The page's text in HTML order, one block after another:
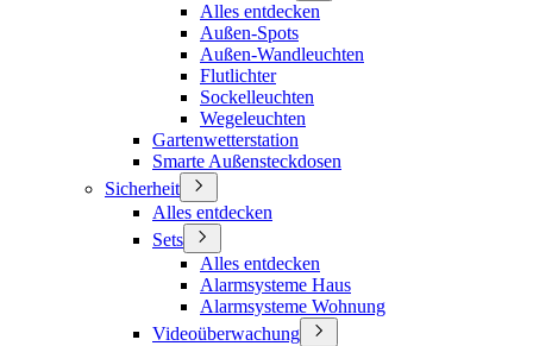
Alles entdecken
Außen-Spots
Außen-Wandleuchten
Flutlichter
Sockelleuchten
Wegeleuchten
Gartenwetterstation
Smarte Außensteckdosen
Sicherheit
Alles entdecken
Sets
Alles entdecken
Alarmsysteme Haus
Alarmsysteme Wohnung
Videoüberwachung